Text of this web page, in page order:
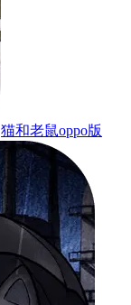
猫和老鼠oppo版